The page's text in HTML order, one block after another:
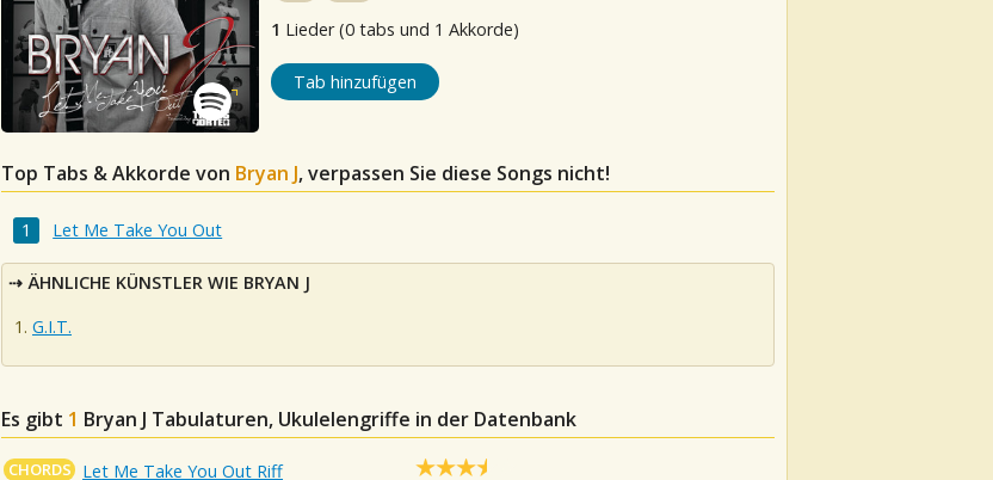
1 Lieder (0 tabs und 1 Akkorde)
Tab hinzufügen
Top Tabs & Akkorde von Bryan J, verpassen Sie diese Songs nicht!
Let Me Take You Out
ÄHNLICHE KÜNSTLER WIE BRYAN J
G.I.T.
Es gibt 1 Bryan J Tabulaturen, Ukulelengriffe in der Datenbank
CHORDS Let Me Take You Out Riff